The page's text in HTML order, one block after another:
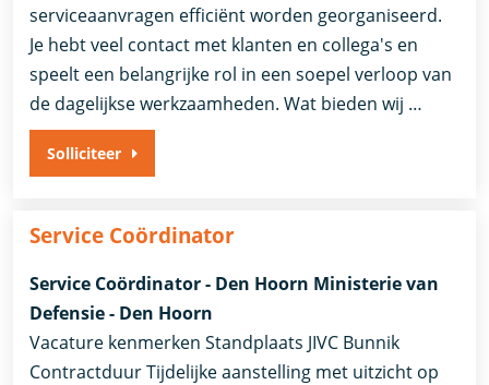
serviceaanvragen efficiënt worden georganiseerd.
Je hebt veel contact met klanten en collega's en
speelt een belangrijke rol in een soepel verloop van
de dagelijkse werkzaamheden. Wat bieden wij …
Solliciteer
Service Coördinator
Service Coördinator - Den Hoorn Ministerie van
Defensie - Den Hoorn
Vacature kenmerken Standplaats JIVC Bunnik
Contractduur Tijdelijke aanstelling met uitzicht op